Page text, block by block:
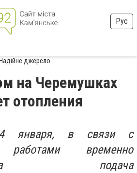
Рус
джерело
на Черемушках
отопления
января, в связи с
работами временно
подача